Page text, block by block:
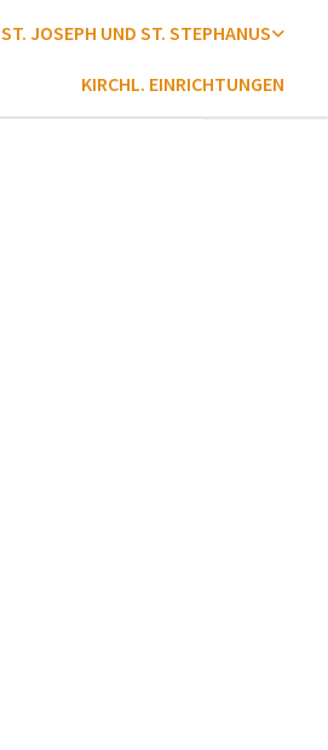
ST. JOSEPH UND ST. STEPHANUS
KIRCHL. EINRICHTUNGEN